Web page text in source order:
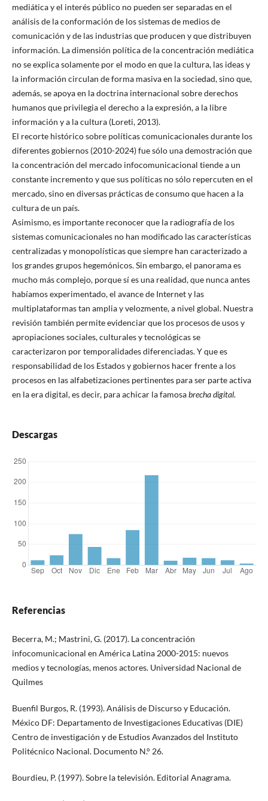
mediática y el interés público no pueden ser separadas en el
análisis de la conformación de los sistemas de medios de
comunicación y de las industrias que producen y que distribuyen
información. La dimensión política de la concentración mediática
no se explica solamente por el modo en que la cultura, las ideas y
la información circulan de forma masiva en la sociedad, sino que,
además, se apoya en la doctrina internacional sobre derechos
humanos que privilegia el derecho a la expresión, a la libre
información y a la cultura (Loreti, 2013).
El recorte histórico sobre políticas comunicacionales durante los
diferentes gobiernos (2010-2024) fue sólo una demostración que
la concentración del mercado infocomunicacional tiende a un
constante incremento y que sus políticas no sólo repercuten en el
mercado, sino en diversas prácticas de consumo que hacen a la
cultura de un país.
Asimismo, es importante reconocer que la radiografía de los
sistemas comunicacionales no han modificado las características
centralizadas y monopolísticas que siempre han caracterizado a
los grandes grupos hegemónicos. Sin embargo, el panorama es
mucho más complejo, porque sí es una realidad, que nunca antes
habíamos experimentado, el avance de Internet y las
multiplataformas tan amplia y velozmente, a nivel global. Nuestra
revisión también permite evidenciar que los procesos de usos y
apropiaciones sociales, culturales y tecnológicas se
caracterizaron por temporalidades diferenciadas. Y que es
responsabilidad de los Estados y gobiernos hacer frente a los
procesos en las alfabetizaciones pertinentes para ser parte activa
en la era digital, es decir, para achicar la famosabrecha digital.
Descargas
Referencias
Becerra, M.; Mastrini, G. (2017). La concentración
infocomunicacional en América Latina 2000-2015: nuevos
medios y tecnologías, menos actores. Universidad Nacional de
Quilmes
Buenfil Burgos, R. (1993). Análisis de Discurso y Educación.
México DF: Departamento de Investigaciones Educativas (DIE)
Centro de investigación y de Estudios Avanzados del Instituto
Politécnico Nacional. Documento N.° 26.
Bourdieu, P. (1997). Sobre la televisión. Editorial Anagrama.